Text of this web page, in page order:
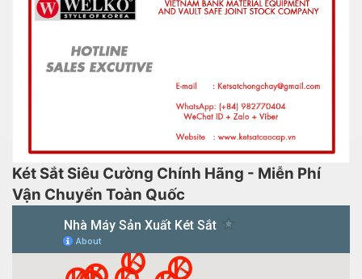
Két Sắt Siêu Cường Chính Hãng - Miễn Phí
Vận Chuyển Toàn Quốc